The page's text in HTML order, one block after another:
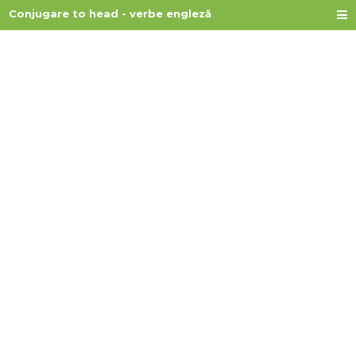
Conjugare to head - verbe engleză